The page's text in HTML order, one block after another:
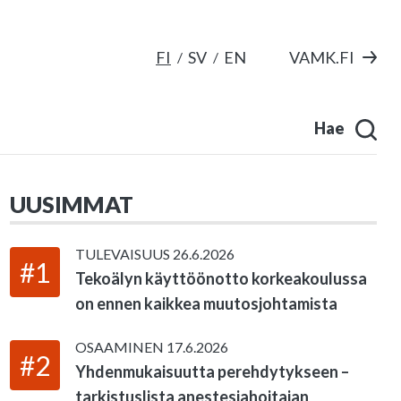
FI SV EN VAMK.FI
Hae
UUSIMMAT
#1
TULEVAISUUS 26.6.2026
Tekoälyn käyttöönotto korkeakoulussa
on ennen kaikkea muutosjohtamista
#2
OSAAMINEN 17.6.2026
Yhdenmukaisuutta perehdytykseen –
tarkistuslista anestesiahoitajan